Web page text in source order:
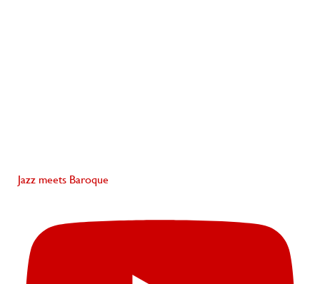
Jazz meets Baroque